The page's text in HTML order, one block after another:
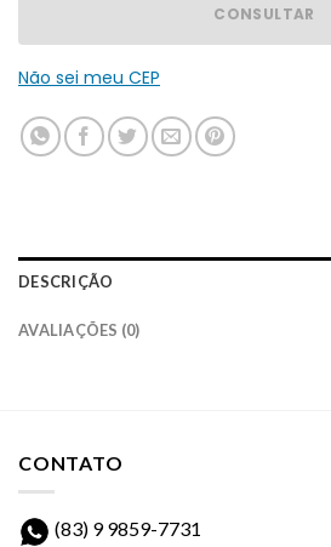
CONSULTAR
Não sei meu CEP
DESCRIÇÃO
AVALIAÇÕES (0)
CONTATO
(83) 9 9859-7731